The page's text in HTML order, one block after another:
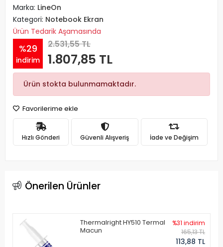
Marka: LineOn
Kategori: Notebook Ekran
Ürün Tedarik Aşamasında
%29
indirim
2.531,55 TL
1.807,85 TL
Ürün stokta bulunmamaktadır.
Favorilerime ekle
Hızlı Gönderi Güvenli Alışveriş İade ve Değişim
Önerilen Ürünler
Thermalright HY510 Termal
Macun
%31 indirim
165,13 TL
113,88 TL